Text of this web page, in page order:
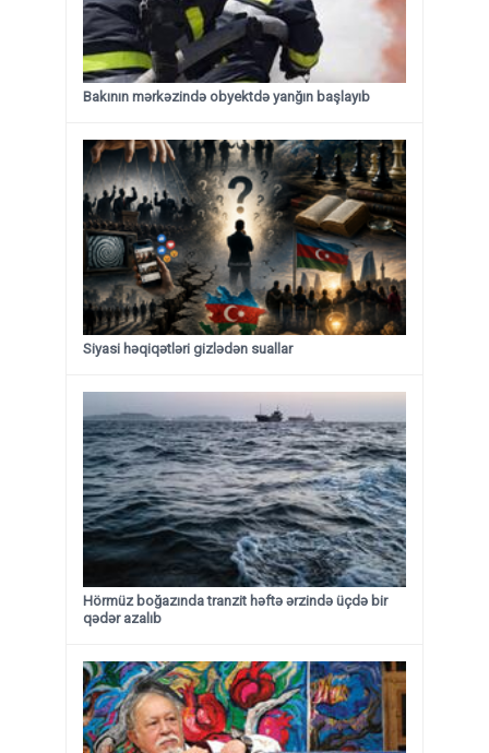
Bakının mərkəzində obyektdə yanğın başlayıb
Siyasi həqiqətləri gizlədən suallar
Hörmüz boğazında tranzit həftə ərzində üçdə bir
qədər azalıb